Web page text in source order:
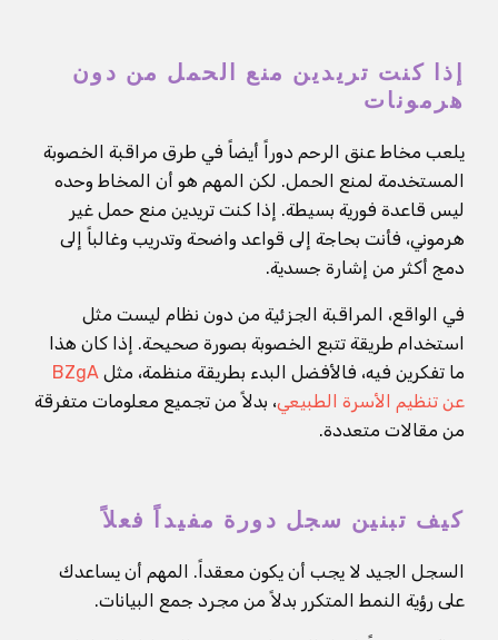
إذا كنت تريدين منع الحمل من دون
هرمونات
يلعب مخاط عنق الرحم دوراً أيضاً في طرق مراقبة الخصوبة
المستخدمة لمنع الحمل. لكن المهم هو أن المخاط وحده
ليس قاعدة فورية بسيطة. إذا كنت تريدين منع حمل غير
هرموني، فأنت بحاجة إلى قواعد واضحة وتدريب وغالباً إلى
دمج أكثر من إشارة جسدية.
في الواقع، المراقبة الجزئية من دون نظام ليست مثل
استخدام طريقة تتبع الخصوبة بصورة صحيحة. إذا كان هذا
ما تفكرين فيه، فالأفضل البدء بطريقة منظمة، مثل BZgA
عن تنظيم الأسرة الطبيعي، بدلاً من تجميع معلومات متفرقة
من مقالات متعددة.
كيف تبنين سجل دورة مفيداً فعلاً
السجل الجيد لا يجب أن يكون معقداً. المهم أن يساعدك
على رؤية النمط المتكرر بدلاً من مجرد جمع البيانات.